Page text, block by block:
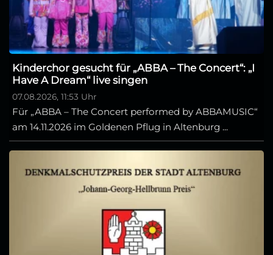
Kinderchor gesucht für „ABBA – The Concert“: „I
Have A Dream“ live singen
07.08.2026, 11:53 Uhr
Für „ABBA – The Concert performed by ABBAMUSIC“
am 14.11.2026 im Goldenen Pflug in Altenburg ...